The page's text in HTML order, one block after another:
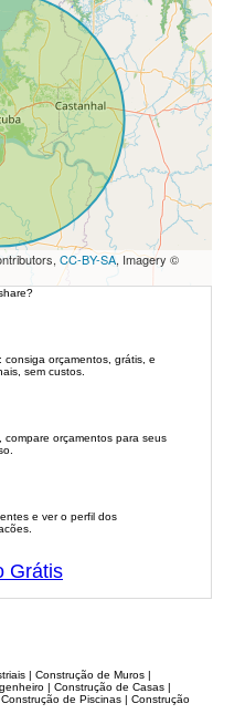
CC-BY-SA, Imagery ©
orçamentos, grátis, e
sem custos.
orçamentos para seus
e ver o perfil dos
Grátis
| Construção de Muros |
| Construção de Casas |
de Piscinas | Construção